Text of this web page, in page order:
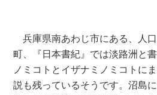
兵庫県南あわじ市にある、人
町、『日本書紀』では淡路洲と
ノミコトとイザナミノミコトに
説も残っているそうです。沼島